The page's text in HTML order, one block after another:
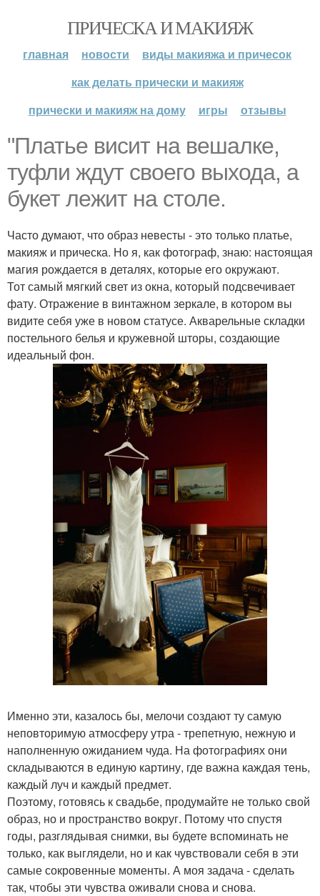
ПРИЧЕСКА И МАКИЯЖ
главная новости
виды макияжа и причесок
как делать прически и макияж
прически и макияж на дому
игры отзывы
"Платье висит на вешалке,
туфли ждут своего выхода, а
букет лежит на столе.
Часто думают, что образ невесты - это только платье,
макияж и прическа. Но я, как фотограф, знаю: настоящая
магия рождается в деталях, которые его окружают.
Тот самый мягкий свет из окна, который подсвечивает
фату. Отражение в винтажном зеркале, в котором вы
видите себя уже в новом статусе. Акварельные складки
постельного белья и кружевной шторы, создающие
идеальный фон.
Именно эти, казалось бы, мелочи создают ту самую
неповторимую атмосферу утра - трепетную, нежную и
наполненную ожиданием чуда. На фотографиях они
складываются в единую картину, где важна каждая тень,
каждый луч и каждый предмет.
Поэтому, готовясь к свадьбе, продумайте не только свой
образ, но и пространство вокруг. Потому что спустя
годы, разглядывая снимки, вы будете вспоминать не
только, как выглядели, но и как чувствовали себя в эти
самые сокровенные моменты. А моя задача - сделать
так, чтобы эти чувства оживали снова и снова.